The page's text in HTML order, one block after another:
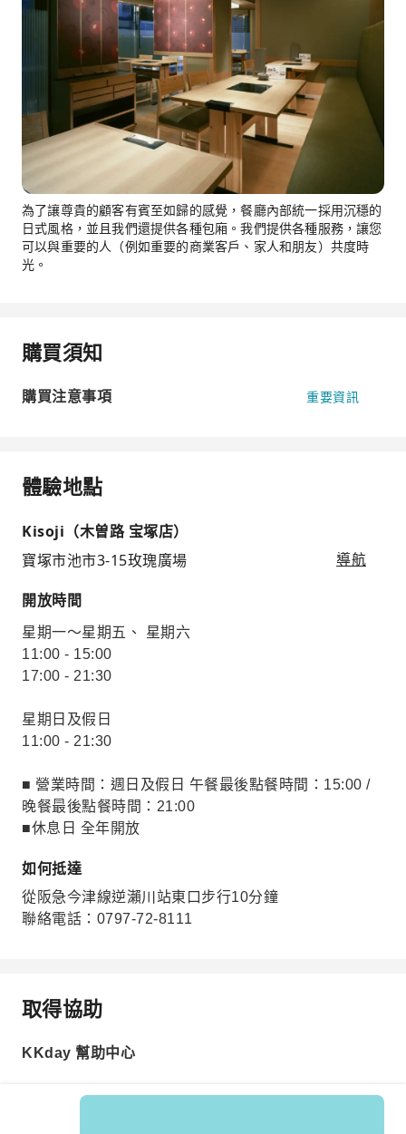
為了讓尊貴的顧客有賓至如歸的感覺，餐廳內部統一採用沉穩的
日式風格，並且我們還提供各種包廂。我們提供各種服務，讓您
可以與重要的人（例如重要的商業客戶、家人和朋友）共度時
光。
購買須知
購買注意事項 重要資訊
體驗地點
Kisoji（木曽路 宝塚店）
寶塚市池市3-15玫瑰廣場
導航
開放時間
星期一～星期五、 星期六
11:00 - 15:00
17:00 - 21:30
星期日及假日
11:00 - 21:30
■ 營業時間：週日及假日 午餐最後點餐時間：15:00 /
晚餐最後點餐時間：21:00
■休息日 全年開放
如何抵達
從阪急今津線逆瀨川站東口步行10分鐘
聯絡電話：0797-72-8111
取得協助
KKday 幫助中心